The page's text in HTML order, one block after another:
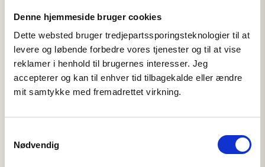
Denne hjemmeside bruger cookies
Dette websted bruger tredjepartssporingsteknologier til at
levere og løbende forbedre vores tjenester og til at vise
reklamer i henhold til brugernes interesser. Jeg
accepterer og kan til enhver tid tilbagekalde eller ændre
mit samtykke med fremadrettet virkning.
Nødvendig
Vedligeholdelse: Sådan holder du
det skridsikre tæppe rent
det er også fyldt med gylp, spildt mælk og små krummer fra
de første smagsprøver på mad. For en travl småbørnsfamilie